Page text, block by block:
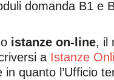
domanda B1 e
istanze on-line, il
a Istanze
quanto l’Ufficio